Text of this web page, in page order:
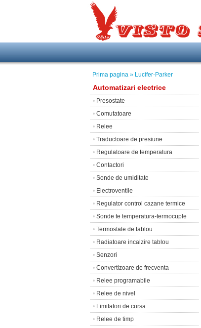
Prima pagina » Lucifer-Parker
Automatizari electrice
• Presostate
• Comutatoare
• Relee
• Traductoare de presiune
• Regulatoare de temperatura
• Contactori
• Sonde de umiditate
• Electroventile
• Regulator control cazane termice
• Sonde te temperatura-termocuple
• Termostate de tablou
• Radiatoare incalzire tablou
• Senzori
• Convertizoare de frecventa
• Relee programabile
• Relee de nivel
• Limitatori de cursa
• Relee de timp